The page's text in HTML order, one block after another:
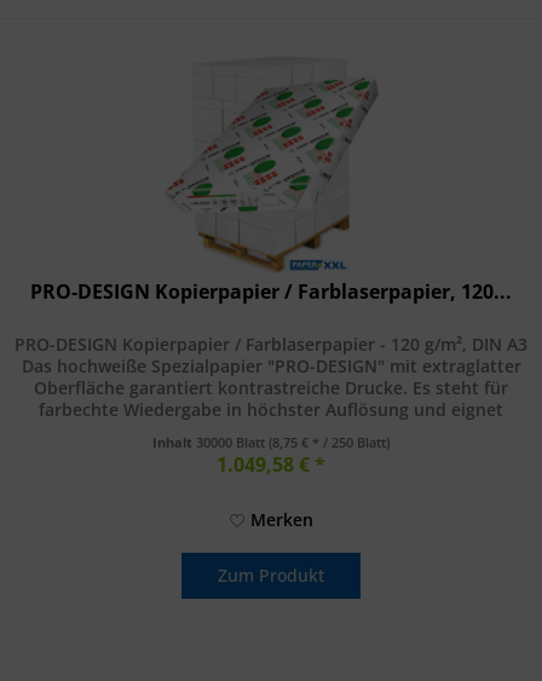
PRO-DESIGN Kopierpapier / Farblaserpapier, 120...
PRO-DESIGN Kopierpapier / Farblaserpapier - 120 g/m², DIN A3
Das hochweiße Spezialpapier "PRO-DESIGN" mit extraglatter
Oberfläche garantiert kontrastreiche Drucke. Es steht für
farbechte Wiedergabe in höchster Auflösung und eignet
Inhalt 30000 Blatt (8,75 € * / 250 Blatt)
1.049,58 € *
Merken
Zum Produkt